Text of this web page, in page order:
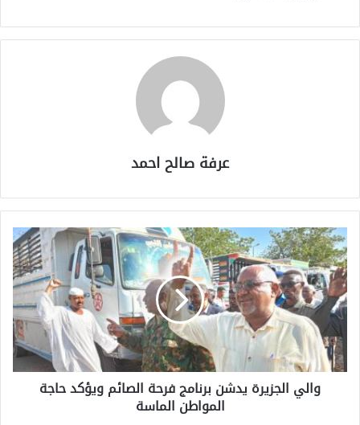
عرفة صالح احمد
والي الجزيرة يدشن برنامج فرحة الصائم ويؤكد حاجة
المواطن الماسة